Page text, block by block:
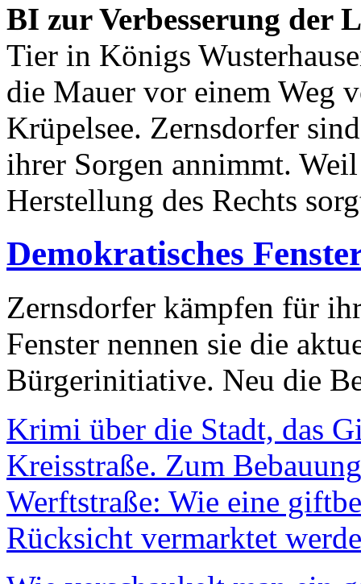
BI zur Verbesserung der
Tier in Königs
die Mauer vor einem Weg
Krüpelsee. Zernsdorfer
ihrer Sorgen annimmt.
Herstellung des Rechts
Demokratisches
Zernsdorfer kämpfen für
Fenster nennen sie die
Bürgerinitiative. Neu die
Krimi über die Stadt, das
Kreisstraße. Zum
Werftstraße: Wie eine
Rücksicht vermarktet